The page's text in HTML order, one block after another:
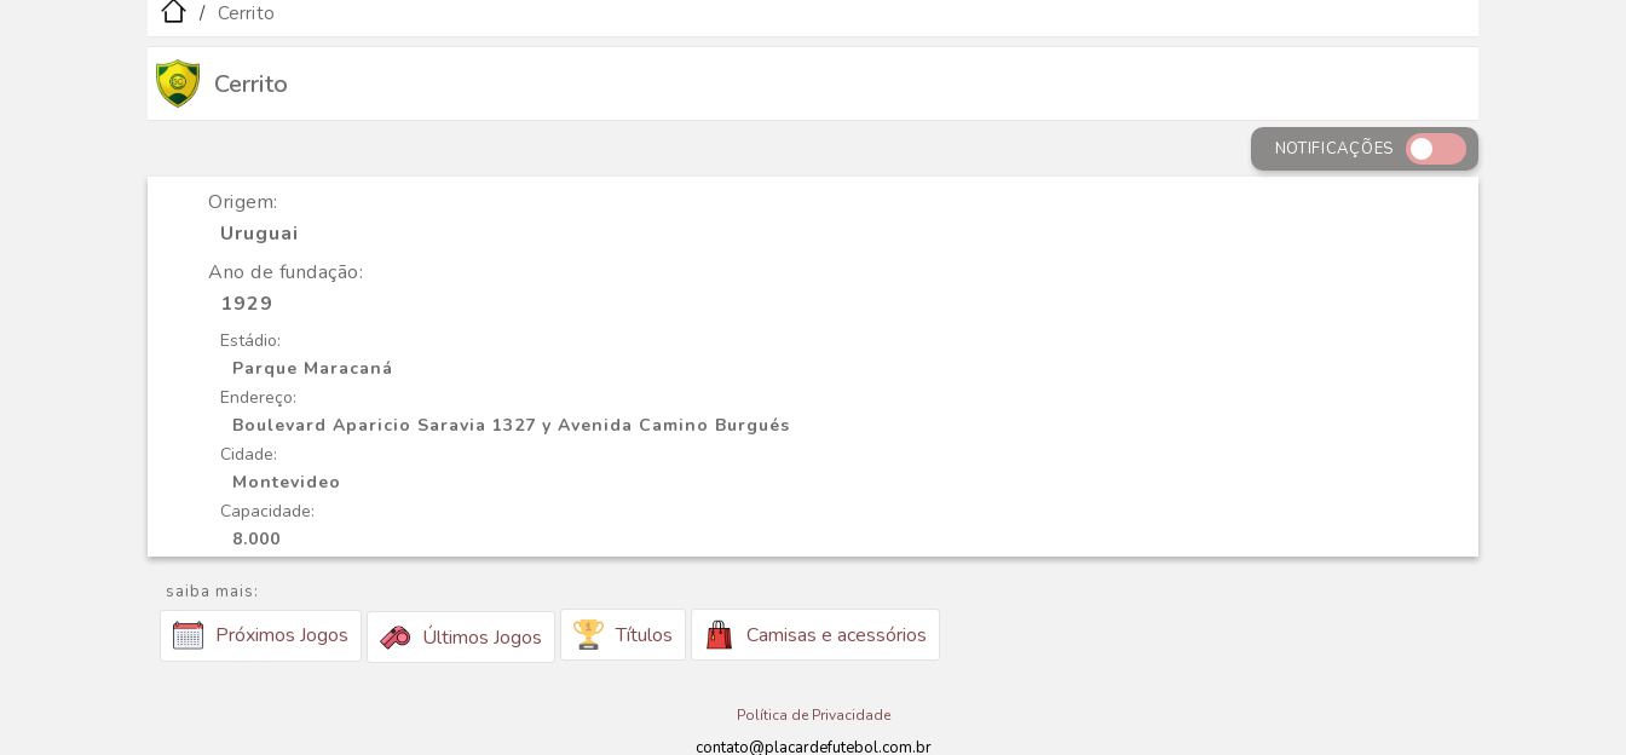
Cerrito
Cerrito
NOTIFICAÇÕES
Origem:
Uruguai
Ano de fundação:
1929
Estádio:
Parque Maracaná
Endereço:
Boulevard Aparicio Saravia 1327 y Avenida Camino Burgués
Cidade:
Montevideo
Capacidade:
8.000
saiba mais:
Próximos Jogos Últimos Jogos Títulos Camisas e acessórios
Política de Privacidade
contato@placardefutebol.com.br